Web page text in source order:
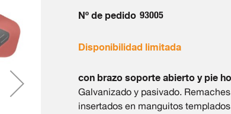
Nº de pedido 93005
Disponibilidad limitada
con brazo soporte abierto y pie
Galvanizado y pasivado.
insertados en manguitos